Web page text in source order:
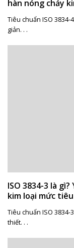
hàn nóng chảy
Tiêu chuẩn ISO
giản. . .
ISO 3834-3 là
kim loại mức
Tiêu chuẩn ISO
thiết. . .